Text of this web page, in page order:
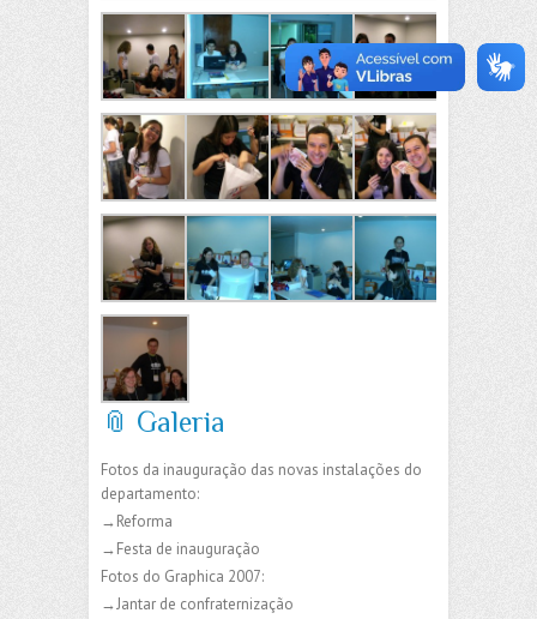
📎 Galeria
Fotos da inauguração das novas instalações do
departamento:
→Reforma
→Festa de inauguração
Fotos do Graphica 2007:
→Jantar de confraternização